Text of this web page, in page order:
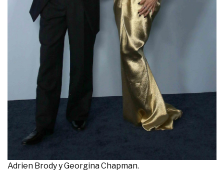
Adrien Brody y Georgina Chapman.